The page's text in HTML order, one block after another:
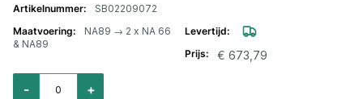
SB02209072
NA89 → 2 x NA 66
& NA89
€ 673,79
Aantal voor Storz verdeler NA89 → 2 x NA66 & NA89
+
-